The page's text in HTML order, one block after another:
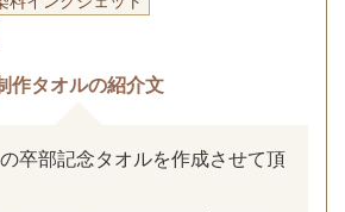
作タオルの紹介文
卒部記念タオルを作成させて頂